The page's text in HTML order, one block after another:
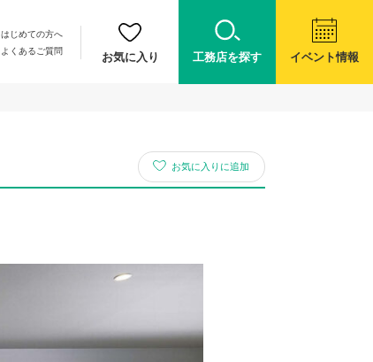
はじめての方へ
よくあるご質問
お気に入り 工務店を探す イベント情報
お気に入りに追加